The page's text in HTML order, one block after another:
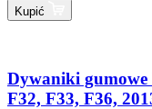
Kupić
Dywaniki
F32, F33, F36,